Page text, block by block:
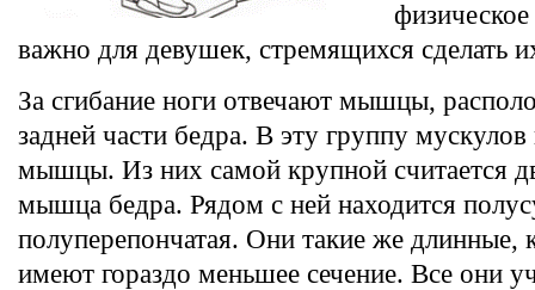
важно для девушек, стремящихся сделать
За сгибание ноги отвечают мышцы,
задней части бедра. В эту группу мускулов
мышцы. Из них самой крупной считается
мышца бедра. Рядом с ней находится
полуперепончатая. Они такие же длинные,
имеют гораздо меньшее сечение. Все они